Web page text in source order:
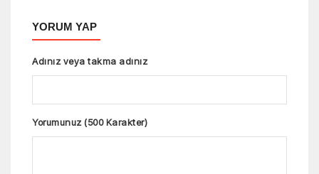
YORUM YAP
Adınız veya takma adınız
Yorumunuz (500 Karakter)